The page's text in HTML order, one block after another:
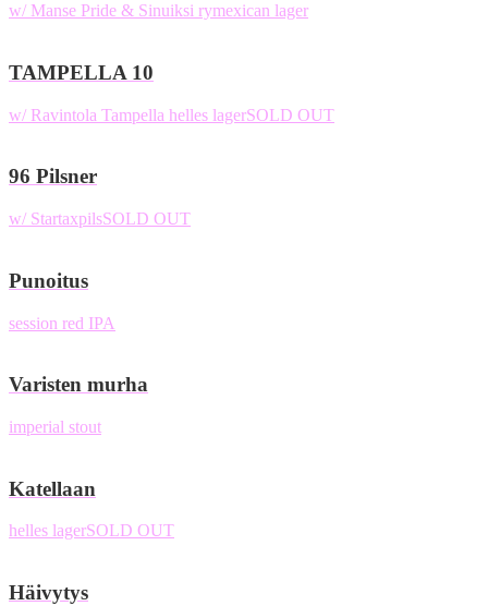
w/ Manse Pride & Sinuiksi rymexican lager
TAMPELLA 10
w/ Ravintola Tampella helles lagerSOLD OUT
96 Pilsner
w/ StartaxpilsSOLD OUT
Punoitus
session red IPA
Varisten murha
imperial stout
Katellaan
helles lagerSOLD OUT
Häivytys